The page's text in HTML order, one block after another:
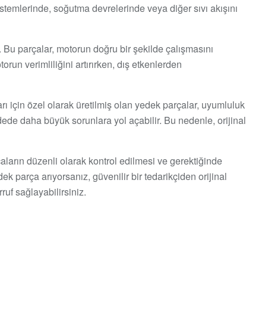
soğutma devrelerinde veya diğer sıvı akışını
parçalar, motorun doğru bir şekilde çalışmasını
verimliliğini artırırken, dış etkenlerden
için özel olarak üretilmiş olan yedek parçalar, uyumluluk
daha büyük sorunlara yol açabilir. Bu nedenle, orijinal
düzenli olarak kontrol edilmesi ve gerektiğinde
parça arıyorsanız, güvenilir bir tedarikçiden orijinal
sağlayabilirsiniz.